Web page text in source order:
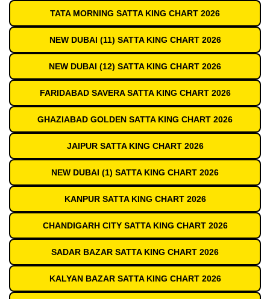
TATA MORNING SATTA KING CHART 2026
NEW DUBAI (11) SATTA KING CHART 2026
NEW DUBAI (12) SATTA KING CHART 2026
FARIDABAD SAVERA SATTA KING CHART 2026
GHAZIABAD GOLDEN SATTA KING CHART 2026
JAIPUR SATTA KING CHART 2026
NEW DUBAI (1) SATTA KING CHART 2026
KANPUR SATTA KING CHART 2026
CHANDIGARH CITY SATTA KING CHART 2026
SADAR BAZAR SATTA KING CHART 2026
KALYAN BAZAR SATTA KING CHART 2026